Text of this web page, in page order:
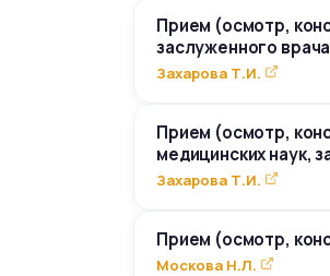
Прием (осмотр,
заслуженного
Захарова Т.И.
Прием (осмотр,
медицинских наук,
Захарова Т.И.
Прием (осмотр,
Москова Н.Л.